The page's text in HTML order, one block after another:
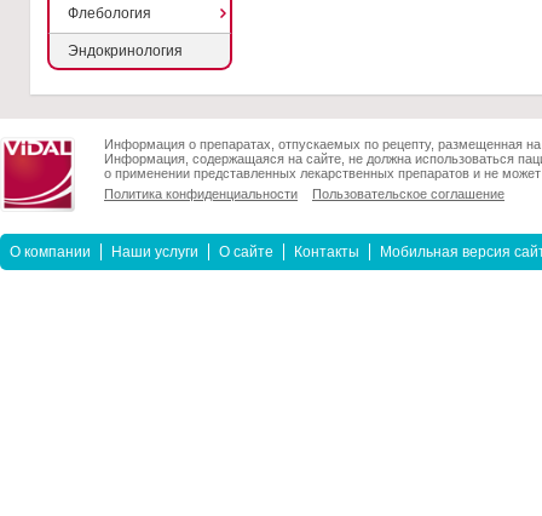
Флебология
Эндокринология
Информация о препаратах, отпускаемых по рецепту, размещенная
Информация, содержащаяся на сайте, не должна использоваться
о применении представленных лекарственных препаратов и не
Политика конфиденциальности
Пользовательское соглашение
О компании Наши услуги О сайте Контакты Мобильная версия